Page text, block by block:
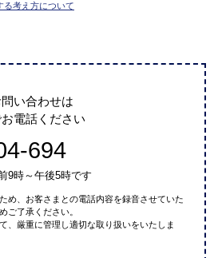
る考え方について
い合わせは
電話ください
694
9時～午後5時です
め、お客さまとの電話内容を録音させていた
ご了承ください。
、厳重に管理し適切な取り扱いをいたしま